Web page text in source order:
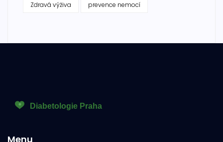
Zdravá výživa prevence nemocí
Menu